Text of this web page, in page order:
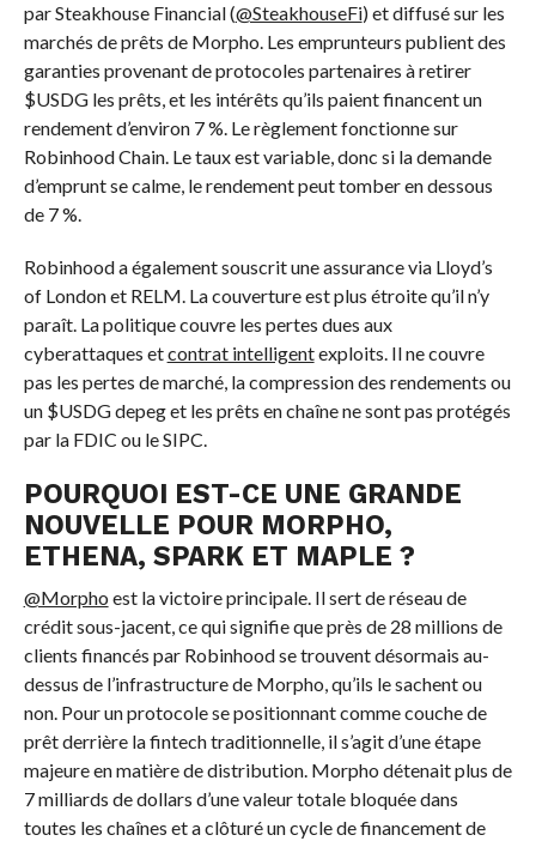
par Steakhouse Financial (@SteakhouseFi) et diffusé sur les
marchés de prêts de Morpho. Les emprunteurs publient des
garanties provenant de protocoles partenaires à retirer
$USDGles prêts, et les intérêts qu’ils paient financent un
rendement d’environ 7 %. Le règlement fonctionne sur
Robinhood Chain. Le taux est variable, donc si la demande
d’emprunt se calme, le rendement peut tomber en dessous
de 7 %.
Robinhood a également souscrit une assurance via Lloyd’s
of London et RELM. La couverture est plus étroite qu’il n’y
paraît. La politique couvre les pertes dues aux
cyberattaques etcontrat intelligentexploits. Il ne couvre
pas les pertes de marché, la compression des rendements ou
un $USDGdepeg et les prêts en chaîne ne sont pas protégés
par la FDIC ou le SIPC.
POURQUOI EST-CE UNE GRANDE
NOUVELLE POUR MORPHO,
ETHENA, SPARK ET MAPLE ?
@Morpho est la victoire principale. Il sert de réseau de
crédit sous-jacent, ce qui signifie que près de 28 millions de
clients financés par Robinhood se trouvent désormais au-
dessus de l’infrastructure de Morpho, qu’ils le sachent ou
non. Pour un protocole se positionnant comme couche de
prêt derrière la fintech traditionnelle, il s’agit d’une étape
majeure en matière de distribution. Morpho détenait plus de
7 milliards de dollars d’une valeur totale bloquée dans
toutes les chaînes et a clôturé un cycle de financement de